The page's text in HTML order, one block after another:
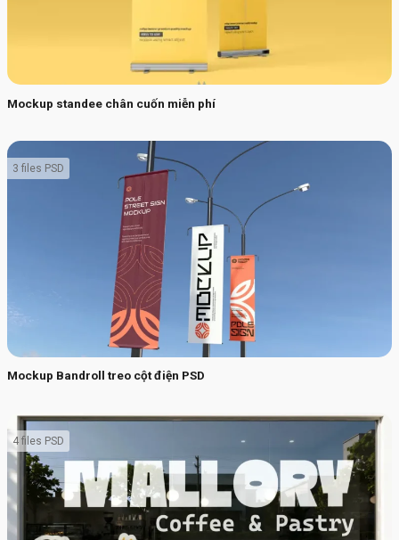
Mockup standee chân cuốn miễn phí
Mockup Bandroll treo cột điện PSD
3 files PSD
4 files PSD